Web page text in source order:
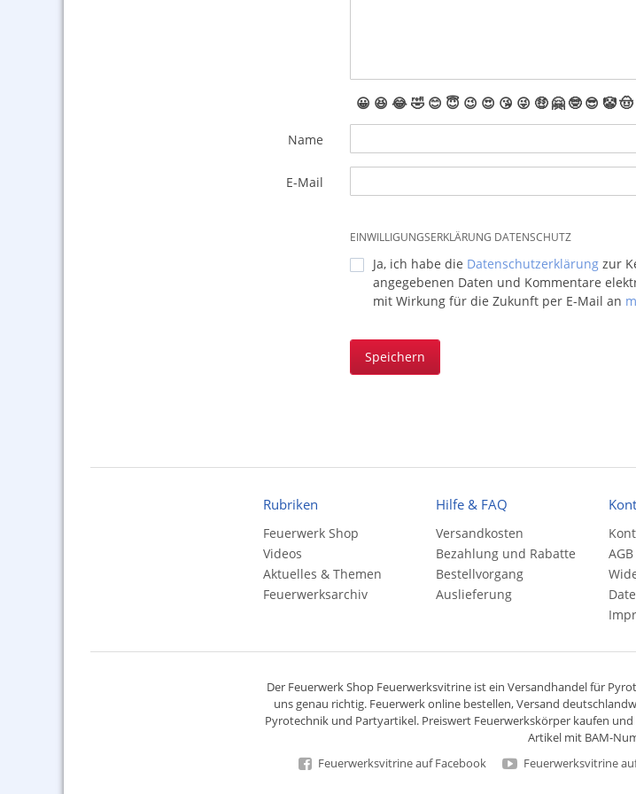
😀 😆 😂🤣 😊 😇 😉 😍 😘 😜 🤑 🤗 🤓 😎 🤡🤠
Name
E-Mail
EINWILLIGUNGSERKLÄRUNG DATENSCHUTZ
Ja, ich habe die Datenschutzerklärungzur
angegebenen Daten und Kommentare
mit Wirkung für die Zukunft per E-Mail an
Speichern
Rubriken
Feuerwerk Shop
Videos
Aktuelles & Themen
Feuerwerksarchiv
Hilfe & FAQ
Versandkosten
Bezahlung und Rabatte
Bestellvorgang
Auslieferung
AGB
Der Feuerwerk Shop Feuerwerksvitrine ist ein Versandhandelfür
uns genau richtig. Feuerwerk online bestellen,Versand
Pyrotechnikund Partyartikel. Preiswert Feuerwerkskörperkaufen und
Artikel mit BAM-
Feuerwerksvitrine auf Facebook
Feuerwerksvitrine